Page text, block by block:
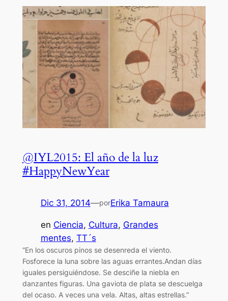
@IYL2015: El año de la luz
#HappyNewYear
Dic 31, 2014—porErika Tamaura
en Ciencia, Cultura, Grandes
mentes, TT´s
“En los oscuros pinos se desenreda el viento.
Fosforece la luna sobre las aguas errantes.Andan días
iguales persiguiéndose. Se desciñe la niebla en
danzantes figuras. Una gaviota de plata se descuelga
del ocaso. A veces una vela. Altas, altas estrellas.”